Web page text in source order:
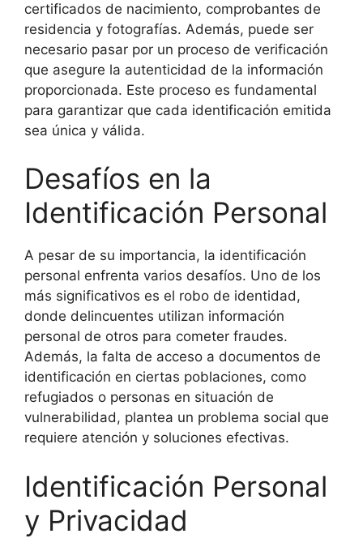
certificados de nacimiento, comprobantes de
residencia y fotografías. Además, puede ser
necesario pasar por un proceso de verificación
que asegure la autenticidad de la información
proporcionada. Este proceso es fundamental
para garantizar que cada identificación emitida
sea única y válida.
Desafíos en la
Identificación Personal
A pesar de su importancia, la identificación
personal enfrenta varios desafíos. Uno de los
más significativos es el robo de identidad,
donde delincuentes utilizan información
personal de otros para cometer fraudes.
Además, la falta de acceso a documentos de
identificación en ciertas poblaciones, como
refugiados o personas en situación de
vulnerabilidad, plantea un problema social que
requiere atención y soluciones efectivas.
Identificación Personal
y Privacidad